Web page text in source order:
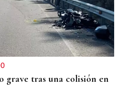
grave tras una colisión en